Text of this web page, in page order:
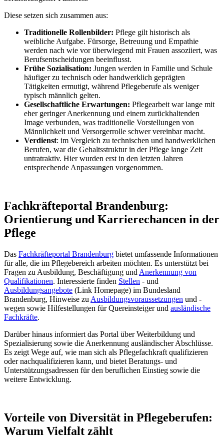
Diese setzen sich zusammen aus:
Traditionelle Rollenbilder: Pflege gilt historisch als
weibliche Aufgabe. Fürsorge, Betreuung und Empathie
werden nach wie vor überwiegend mit Frauen assoziiert, was
Berufsentscheidungen beeinflusst.
Frühe Sozialisation: Jungen werden in Familie und Schule
häufiger zu technisch oder handwerklich geprägten
Tätigkeiten ermutigt, während Pflegeberufe als weniger
typisch männlich gelten.
Gesellschaftliche Erwartungen: Pflegearbeit war lange mit
eher geringer Anerkennung und einem zurückhaltenden
Image verbunden, was traditionelle Vorstellungen von
Männlichkeit und Versorgerrolle schwer vereinbar macht.
Verdienst: im Vergleich zu technischen und handwerklichen
Berufen, war die Gehaltsstruktur in der Pflege lange Zeit
untratraktiv. Hier wurden erst in den letzten Jahren
entsprechende Anpassungen vorgenommen.
Fachkräfteportal Brandenburg:
Orientierung und Karrierechancen in der
Pflege
Das Fachkräfteportal Brandenburg bietet umfassende Informationen
für alle, die im Pflegebereich arbeiten möchten. Es unterstützt bei
Fragen zu Ausbildung, Beschäftigung und Anerkennung von
Qualifikationen. Interessierte finden Stellen - und
Ausbildungsangebote (Link Homepage) im Bundesland
Brandenburg, Hinweise zu Ausbildungsvoraussetzungen und -
wegen sowie Hilfestellungen für Quereinsteiger und ausländische
Fachkräfte.
Darüber hinaus informiert das Portal über Weiterbildung und
Spezialisierung sowie die Anerkennung ausländischer Abschlüsse.
Es zeigt Wege auf, wie man sich als Pflegefachkraft qualifizieren
oder nachqualifizieren kann, und bietet Beratungs- und
Unterstützungsadressen für den beruflichen Einstieg sowie die
weitere Entwicklung.
Vorteile von Diversität in Pflegeberufen:
Warum Vielfalt zählt